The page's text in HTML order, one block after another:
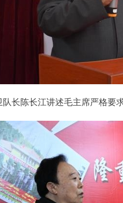
长陈长江讲述毛主席严格要